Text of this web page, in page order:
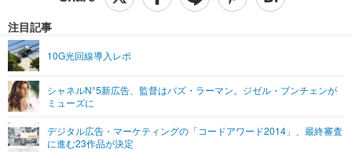
ショッピング その他
エンタメTOP 映画・ドラマ
グラビア
ショッピング その他
ライフTOP
その他
リリース一覧
プッシュ通知の停止方法
注目記事
10G光回線導入レポ
シャネルN°5新広告、監督はバズ・ラーマン。ジゼル・ブンチェンが
ミューズに
デジタル広告・マーケティングの「コードアワード2014」、最終審査
に進む23作品が決定